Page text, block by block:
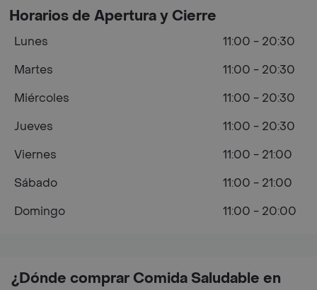
¿Dónde comprar Comida Saludable en
Horarios de Apertura y Cierre
Lunes
11:00 - 20:30
Martes
11:00 - 20:30
Miércoles
11:00 - 20:30
Jueves
11:00 - 20:30
Viernes
11:00 - 21:00
Sábado
11:00 - 21:00
Domingo
11:00 - 20:00